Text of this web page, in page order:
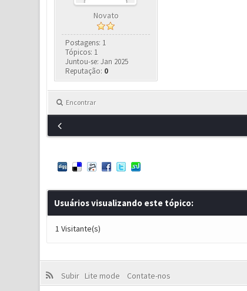
Novato
Postagens: 1
Tópicos: 1
Juntou-se: Jan 2025
Reputação: 0
Encontrar
Usuários visualizando este tópico:
1 Visitante(s)
Subir Lite mode
Contate-nos